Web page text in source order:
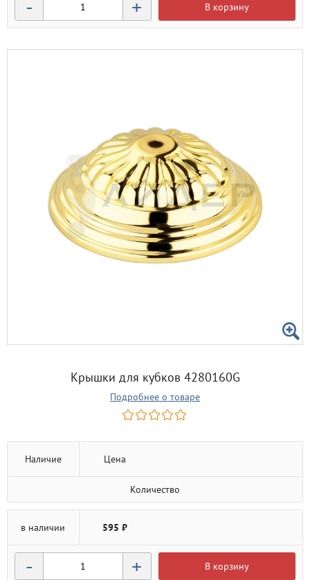
- + В корзину
Крышки для кубков 4280160G
Подробнее о товаре
Наличие Цена
Количество
в наличии 595 ₽
- + В корзину